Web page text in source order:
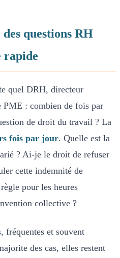
questions RH
rapide
quel DRH, directeur
: combien de fois par
de droit du travail ? La
fois par jour. Quelle est la
? Ai-je le droit de refuser
cette indemnité de
pour les heures
collective ?
fréquentes et souvent
des cas, elles restent